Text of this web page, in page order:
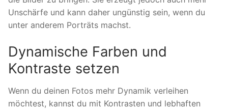
Unschärfe und kann daher ungünstig sein, wenn du
unter anderem Porträts machst.
Dynamische Farben und
Kontraste setzen
Wenn du deinen Fotos mehr Dynamik verleihen
möchtest, kannst du mit Kontrasten und lebhaften